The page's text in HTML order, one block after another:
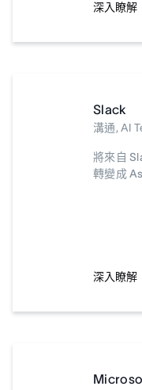
深入瞭解
Slack
溝通, AI
將來自
轉變成
深入瞭解